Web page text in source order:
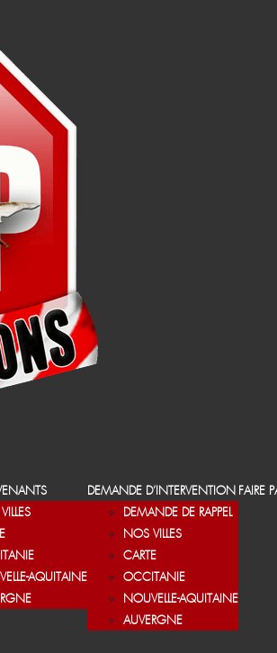
AQUITAINE
DEMANDE D’INTERVENTION
DEMANDE DE RAPPEL
NOS VILLES
CARTE
OCCITANIE
NOUVELLE-AQUITAINE
AUVERGNE
FAIRE